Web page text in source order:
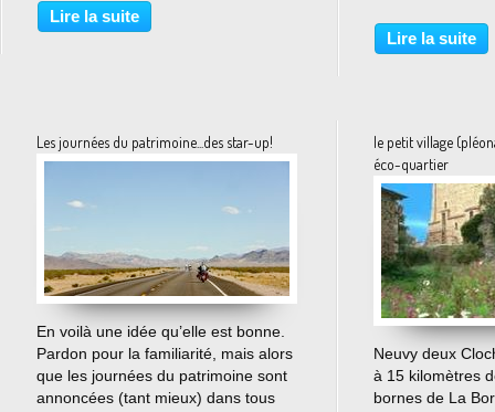
trop discret, a le mérite d’exister
puisque c’est en quelque sorte le
Lire la suite
prouve une fois
entreprises
Lire la suite
Les journées du patrimoine...des star-up!
…
En voilà une idée qu’elle est bonne.
Pardon pour la familiarité, mais alors
que les journées du patrimoine sont
annoncées (tant mieux) dans tous
le petit village
éco-quartier
Neuvy deux
à 15 kilomètres
bornes de La